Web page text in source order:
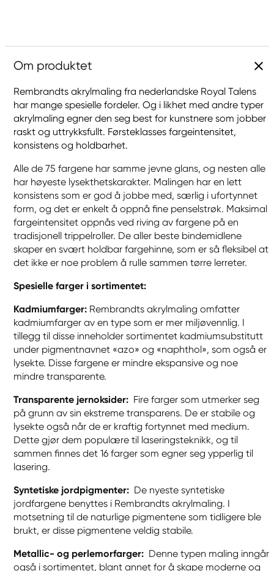
Om produktet
Rembrandts akrylmaling fra nederlandske Royal Talens
har mange spesielle fordeler. Og i likhet med andre typer
akrylmaling egner den seg best for kunstnere som jobber
raskt og uttrykksfullt. Førsteklasses fargeintensitet,
konsistens og holdbarhet.
Alle de 75 fargene har samme jevne glans, og nesten alle
har høyeste lysekthetskarakter. Malingen har en lett
konsistens som er god å jobbe med, særlig i ufortynnet
form, og det er enkelt å oppnå fine penselstrøk. Maksimal
fargeintensitet oppnås ved riving av fargene på en
tradisjonell trippelroller. De aller beste bindemidlene
skaper en svært holdbar fargehinne, som er så fleksibel at
det ikke er noe problem å rulle sammen tørre lerreter.
Spesielle farger i sortimentet:
Kadmiumfarger: Rembrandts akrylmaling omfatter
kadmiumfarger av en type som er mer miljøvennlig. I
tillegg til disse inneholder sortimentet kadmiumsubstitutt
under pigmentnavnet «azo» og «naphthol», som også er
lysekte. Disse fargene er mindre ekspansive og noe
mindre transparente.
Transparente jernoksider: Fire farger som utmerker seg
på grunn av sin ekstreme transparens. De er stabile og
lysekte også når de er kraftig fortynnet med medium.
Dette gjør dem populære til laseringsteknikk, og til
sammen finnes det 16 farger som egner seg ypperlig til
lasering.
Syntetiske jordpigmenter: De nyeste syntetiske
jordfargene benyttes i Rembrandts akrylmaling. I
motsetning til de naturlige pigmentene som tidligere ble
brukt, er disse pigmentene veldig stabile.
Metallic- og perlemorfarger: Denne typen maling inngår
også i sortimentet, blant annet for å skape moderne og